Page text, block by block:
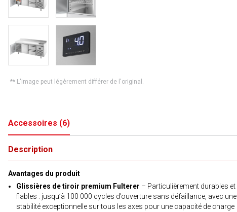
** L'image peut légèrement différer de l'original.
Accessoires (6)
Description
Avantages du produit
Glissières de tiroir premium Fulterer – Particulièrement durables et
fiables : jusqu’à 100 000 cycles d’ouverture sans défaillance, avec une
stabilité exceptionnelle sur tous les axes pour une capacité de charge